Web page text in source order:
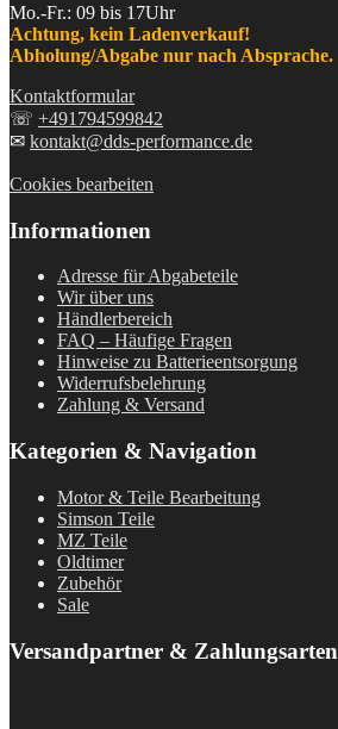
Mo.-Fr.: 09 bis 17Uhr
Achtung, kein Ladenverkauf!
Abholung/Abgabe nur nach Absprache.
Kontaktformular
☏ +491794599842
✉ kontakt@dds-performance.de
Cookies bearbeiten
Informationen
Adresse für Abgabeteile
Wir über uns
Händlerbereich
FAQ – Häufige Fragen
Hinweise zu Batterieentsorgung
Widerrufsbelehrung
Zahlung & Versand
Kategorien & Navigation
Motor & Teile Bearbeitung
Simson Teile
MZ Teile
Oldtimer
Zubehör
Sale
Versandpartner & Zahlungsarten